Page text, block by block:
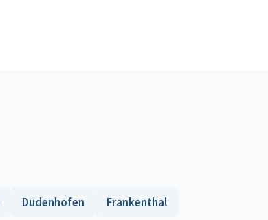
Dudenhofen
Frankenthal